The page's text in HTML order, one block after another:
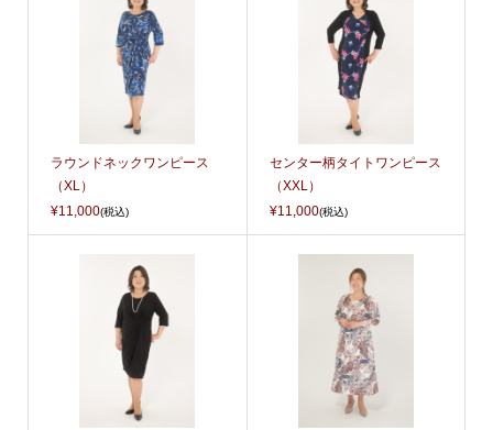
ラウンドネックワンピース
（XL）
¥11,000(税込)
センター柄タイトワンピース
（XXL）
¥11,000(税込)